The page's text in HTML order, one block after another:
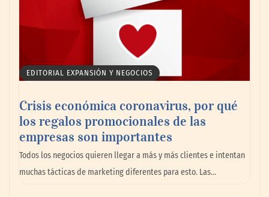
La omnicanalidad redefine la forma de
planear viajes en México
EDITORIAL EXPANSIÓN Y NEGOCIOS
Crisis económica coronavirus, por qué
los regalos promocionales de las
empresas son importantes
Todos los negocios quieren llegar a más y más clientes e intentan
muchas tácticas de marketing diferentes para esto. Las…